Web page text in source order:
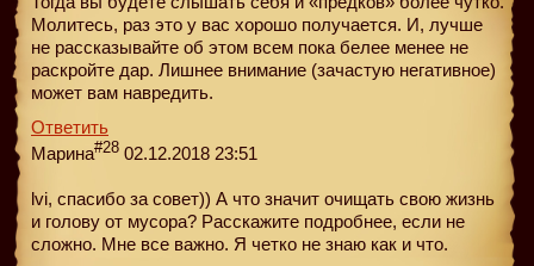
Молитесь, раз это у вас хорошо получается. И, лучше
не рассказывайте об этом всем пока белее менее не
раскройте дар. Лишнее внимание (зачастую негативное)
может вам навредить.
Ответить
Марина#28 02.12.2018 23:51
lvi, спасибо за совет)) А что значит очищать свою жизнь
и голову от мусора? Расскажите подробнее, если не
сложно. Мне все важно. Я четко не знаю как и что.